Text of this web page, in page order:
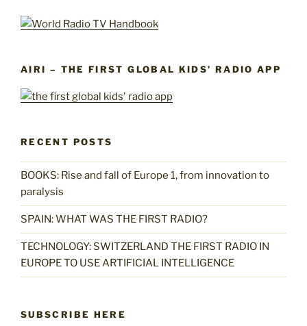
AIRI – THE FIRST GLOBAL KIDS’ RADIO APP
RECENT POSTS
BOOKS: Rise and fall of Europe 1, from innovation to
paralysis
SPAIN: WHAT WAS THE FIRST RADIO?
TECHNOLOGY: SWITZERLAND THE FIRST RADIO IN
EUROPE TO USE ARTIFICIAL INTELLIGENCE
SUBSCRIBE HERE